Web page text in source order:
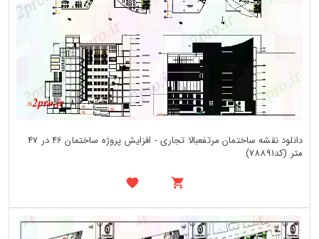
دانلود نقشه ساختمان مرتفعبالا تجاری - افزایش پروژه ساختمان 46 در 47
متر (کد78891)